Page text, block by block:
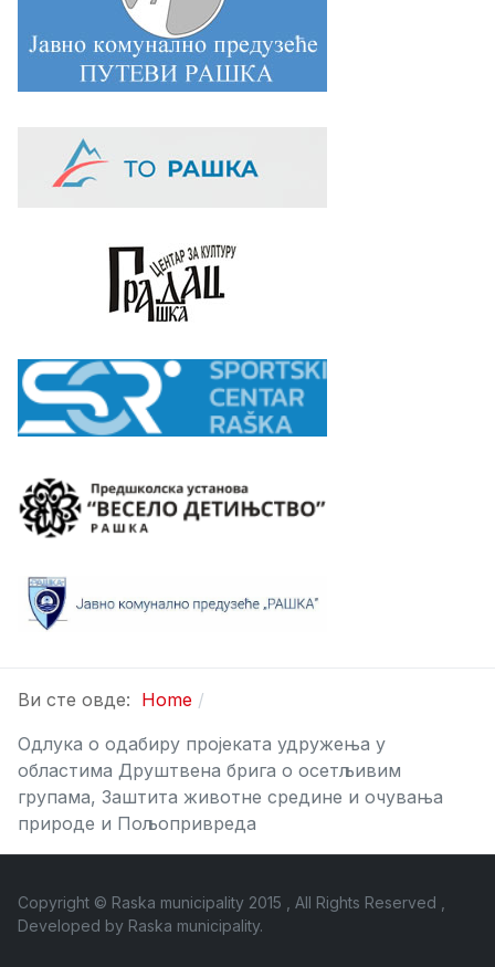
Ви сте овде: Home
Одлука о одабиру пројеката удружења у
областима Друштвена брига о осетљивим
групама, Заштита животне средине и очувања
природе и Пољопривреда
Copyright © Raska municipality 2015 , All Rights Reserved ,
Developed by Raska municipality.